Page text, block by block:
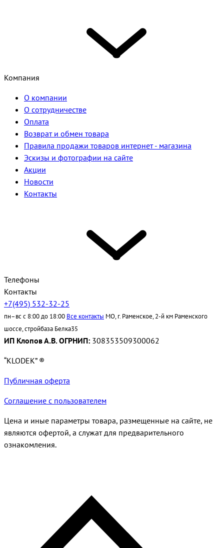
Компания
О компании
О сотрудничестве
Оплата
Возврат и обмен товара
Правила продажи товаров интернет - магазина
Эскизы и фотографии на сайте
Акции
Новости
Контакты
Телефоны
Контакты
+7(495) 532-32-25
пн–вс с 8:00 до 18:00 Все контакты МО, г. Раменское, 2-й км Раменского
шоссе, стройбаза Белка35
ИП Клопов А.В. ОГРНИП: 308353509300062
“KLODEK” ®
Публичная оферта
Соглашение с пользователем
Цена и иные параметры товара, размещенные на сайте, не
являются офертой, а служат для предварительного
ознакомления.